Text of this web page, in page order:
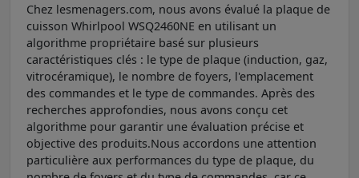
Chez lesmenagers.com, nous avons évalué la plaque de
cuisson Whirlpool WSQ2460NE en utilisant un
algorithme propriétaire basé sur plusieurs
caractéristiques clés : le type de plaque (induction, gaz,
vitrocéramique), le nombre de foyers, l'emplacement
des commandes et le type de commandes. Après des
recherches approfondies, nous avons conçu cet
algorithme pour garantir une évaluation précise et
objective des produits.Nous accordons une attention
particulière aux performances du type de plaque, du